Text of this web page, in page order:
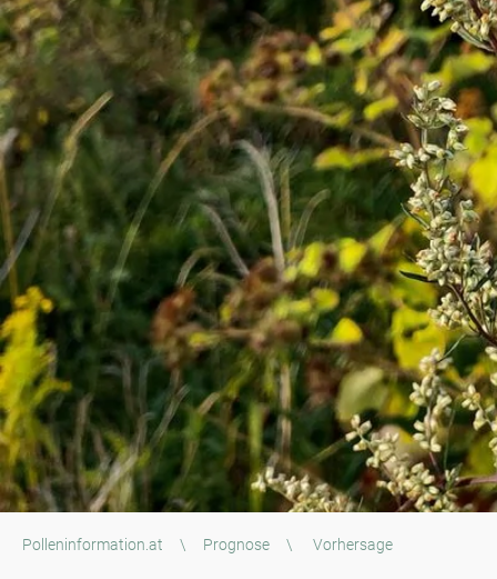
Polleninformation.at \ Prognose \ Vorhersage